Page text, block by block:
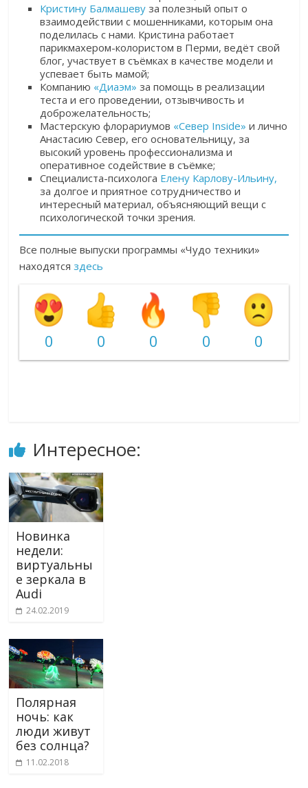
Кристину Балмашеву за полезный опыт о
взаимодействии с мошенниками, которым она
поделилась с нами. Кристина работает
парикмахером-колористом в Перми, ведёт свой
блог, участвует в съёмках в качестве модели и
успевает быть мамой;
Компанию «Диаэм» за помощь в реализации
теста и его проведении, отзывчивость и
доброжелательность;
Мастерскую флорариумов «Север Inside»и лично
Анастасию Север, его основательницу, за
высокий уровень профессионализма и
оперативное содействие в съёмке;
Специалиста-психолога Елену Карлову-Ильину,
за долгое и приятное сотрудничество и
интересный материал, объясняющий вещи с
психологической точки зрения.
Все полные выпуски программы «Чудо техники»
находятсяздесь
0 0 0 0 0
Интересное:
Новинка
недели:
виртуальны
е зеркала в
Audi
24.02.2019
Полярная
ночь: как
люди живут
без солнца?
11.02.2018